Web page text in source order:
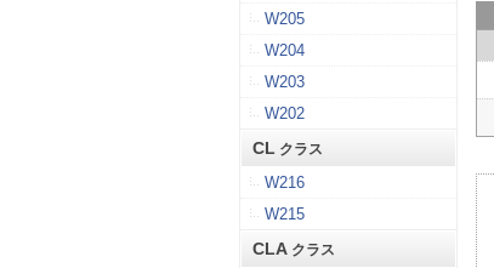
W205
W204
W203
W202
CL クラス
W216
W215
CLA クラス